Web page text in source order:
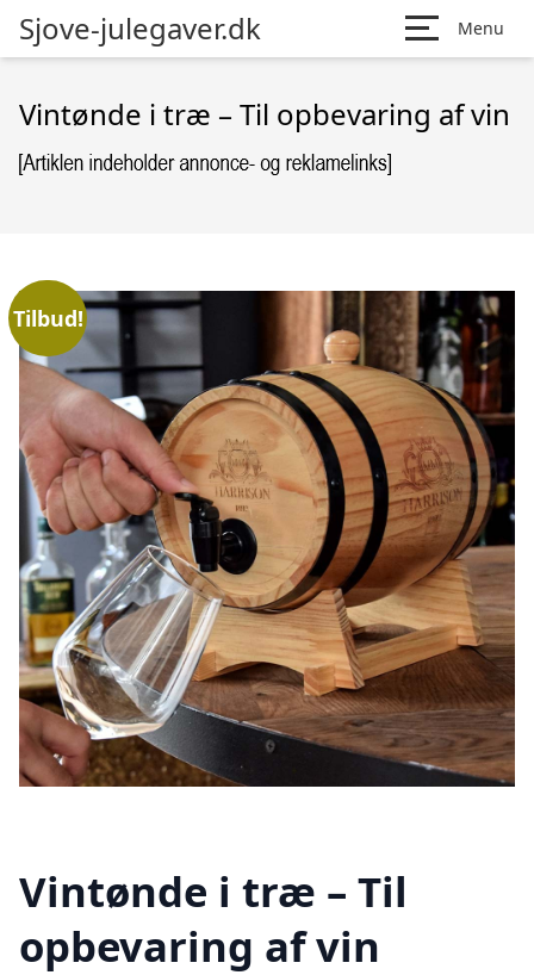
Sjove-julegaver.dk Menu
Vintønde i træ – Til opbevaring af vin
Tilbud!
Vintønde i træ – Til
opbevaring af vin